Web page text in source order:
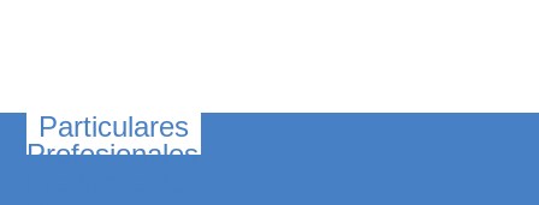
Particulares
Profesionales